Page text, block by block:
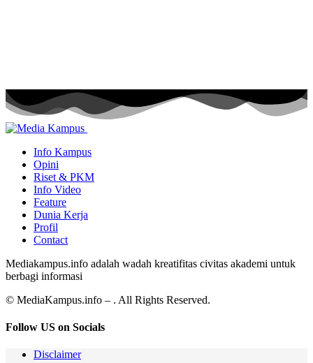
Info Kampus
Opini
Riset & PKM
Info Video
Feature
Dunia Kerja
Profil
Contact
Mediakampus.info adalah wadah kreatifitas civitas akademi untuk
berbagi informasi
© MediaKampus.info – . All Rights Reserved.
Follow US on Socials
Disclaimer